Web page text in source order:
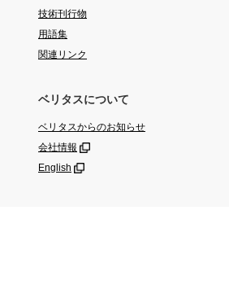
技術刊行物
用語集
関連リンク
ベリタスについて
ベリタスからのお知らせ
会社情報
English